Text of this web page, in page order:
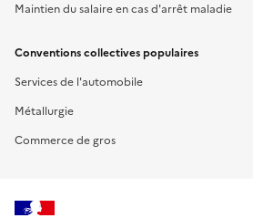
Maintien du salaire en cas d'arrêt maladie
Conventions collectives populaires
Services de l'automobile
Métallurgie
Commerce de gros